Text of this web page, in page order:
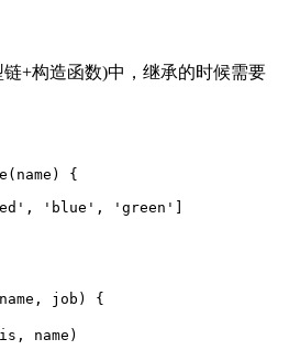
+构造函数)中，继承的时候需要
{
'blue', 'green']
job) {
name)